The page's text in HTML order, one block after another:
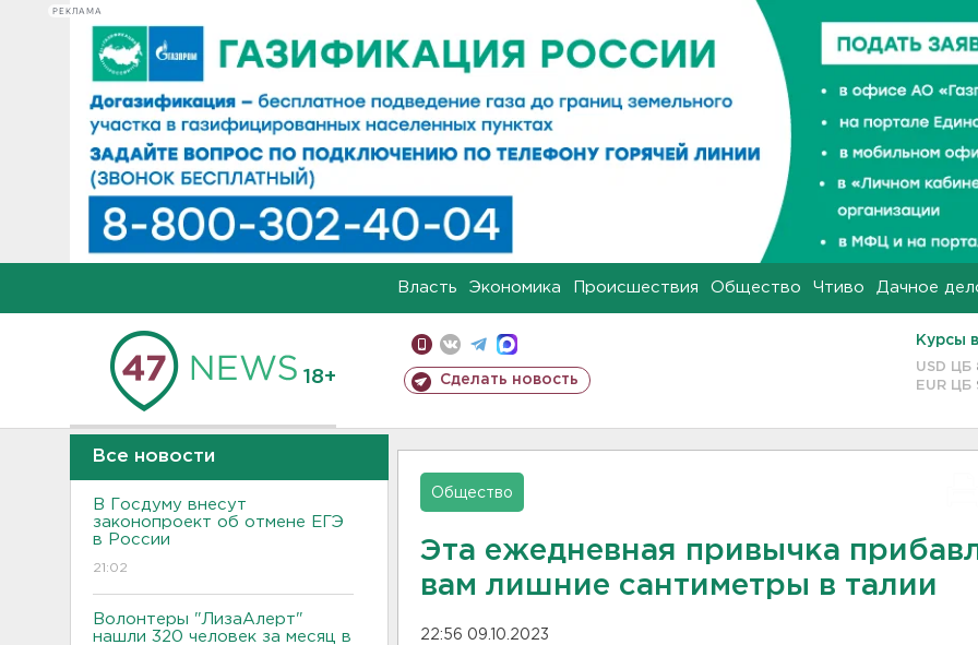
РЕКЛАМА
Власть Экономика Происшествия Общество Чтиво Дачное
18+ Сделать новость
Курсы
USD ЦБ
EUR ЦБ
Все новости
В Госдуму внесут
законопроект об отмене ЕГЭ
в России
21:02
Волонтеры "ЛизаАлерт"
нашли 320 человек за месяц в
Общество
Эта ежедневная привычка
вам лишние сантиметры в талии
22:56 09.10.2023